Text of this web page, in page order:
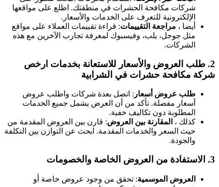
شركات مكافحة الحشرات في منطقتك. اطلع على مواقعها
الإلكترونية للتعرف على الخدمات والأسعار.
أيضا ، مراجعة التقييمات: قراءة تقييمات العملاء على مواقع
مثل جوجل، يلب، وفيسبوك لمعرفة تجارب الآخرين مع هذه
الشركات.
طلب العروض والأسعارللاستعانة بخدمات ارخص
مكافحة حشرات في الشرابية
طلب عروض أسعار: اتصل بعدة شركات واطلب عروض
أسعار مفصلة. تأكد من أن العرض يشمل جميع الخدمات
المطلوبة دون تكاليف خفية.
كذلك ، المقارنة بين العروض: قارن بين العروض المقدمة من
حيث السعر والخدمات المقدمة. ابحث عن التوازن بين التكلفة
والجودة.
الاستفادة من العروض الخاصة والخصومات
العروض الموسمية: تحقق من وجود عروض خاصة أو